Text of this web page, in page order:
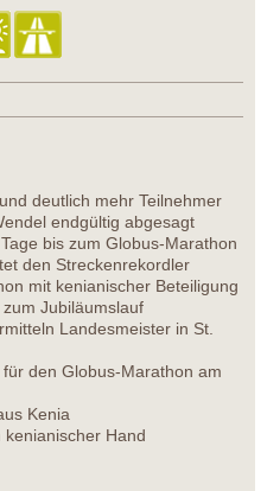
deutlich mehr Teilnehmer
endgültig abgesagt
bis zum Globus-Marathon
den Streckenrekordler
mit kenianischer Beteiligung
Jubiläumslauf
Landesmeister in St.
den Globus-Marathon am
Kenia
kenianischer Hand